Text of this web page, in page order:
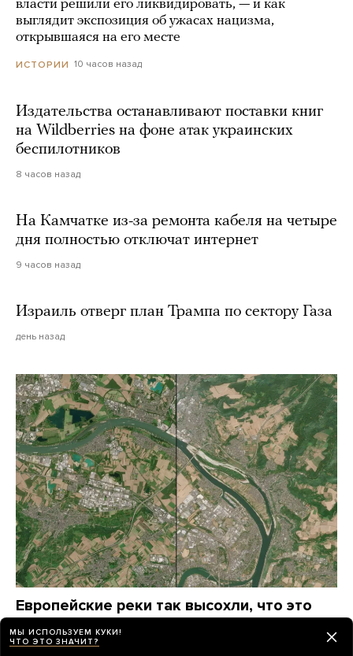
власти решили его ликвидировать, — и как
выглядит экспозиция об ужасах нацизма,
открывшаяся на его месте
ИСТОРИИ 10 часов назад
Издательства останавливают поставки книг
на Wildberries на фоне атак украинских
беспилотников
8 часов назад
На Камчатке из-за ремонта кабеля на четыре
дня полностью отключат интернет
9 часов назад
Израиль отверг план Трампа по сектору Газа
день назад
Европейские реки так высохли, что это
заметно из космоса
Просто сравните снимки до и после
МЫ ИСПОЛЬЗУЕМ КУКИ!
ЧТО ЭТО ЗНАЧИТ?